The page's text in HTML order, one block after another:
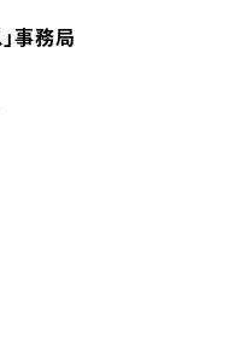
事務局